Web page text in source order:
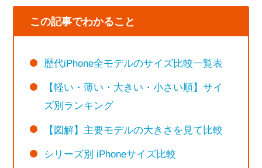
この記事でわかること
歴代iPhone全モデルのサイズ比較一覧表
【軽い・薄い・大きい・小さい順】サイ
ズ別ランキング
【図解】主要モデルの大きさを見て比較
シリーズ別 iPhoneサイズ比較